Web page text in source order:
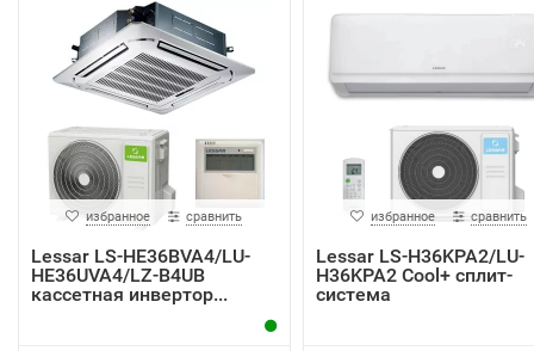
избранное сравнить
Lessar LS-HE36BVA4/LU-
HE36UVA4/LZ-B4UB
кассетная инвертор...
избранное сравнить
Lessar LS-H36KPA2/LU-
H36KPA2 Cool+ сплит-
система